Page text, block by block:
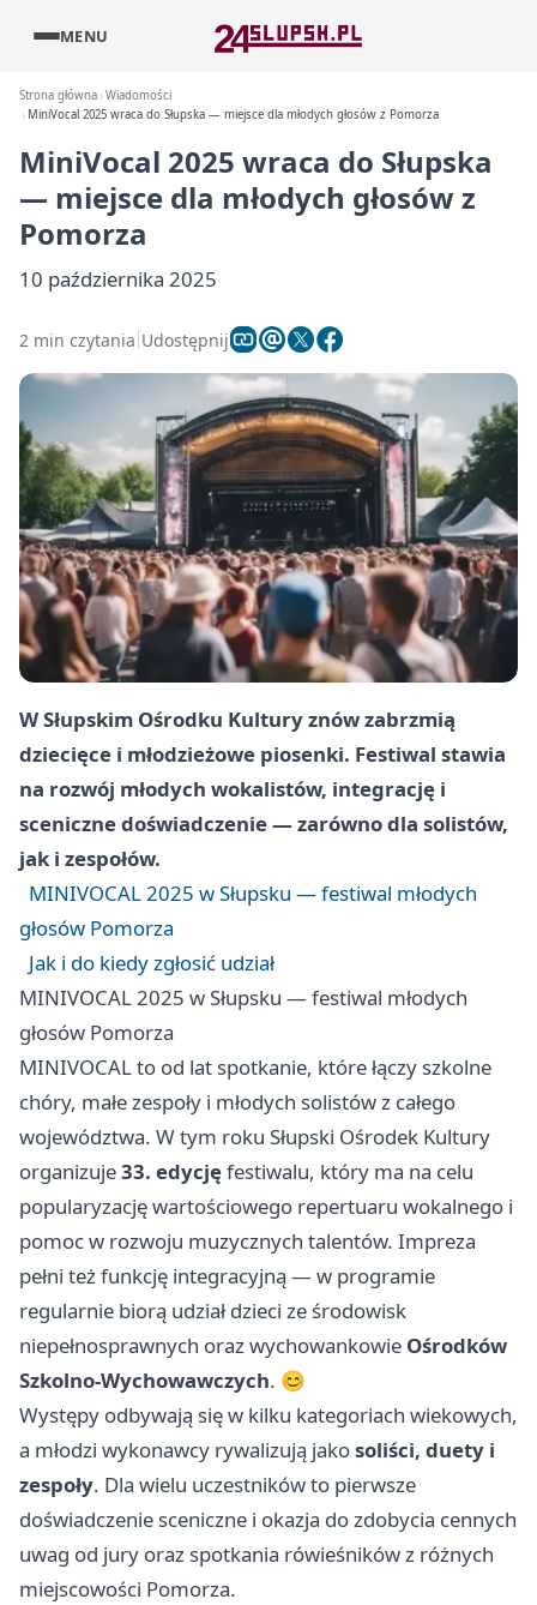
MENU
Strona główna Wiadomości
MiniVocal 2025 wraca do Słupska — miejsce dla młodych głosów z Pomorza
MiniVocal 2025 wraca do Słupska
— miejsce dla młodych głosów z
Pomorza
10 października 2025
2 min czytania Udostępnij
W Słupskim Ośrodku Kultury znów zabrzmią
dziecięce i młodzieżowe piosenki. Festiwal stawia
na rozwój młodych wokalistów, integrację i
sceniczne doświadczenie — zarówno dla solistów,
jak i zespołów.
MINIVOCAL 2025 w Słupsku — festiwal młodych
głosów Pomorza
Jak i do kiedy zgłosić udział
MINIVOCAL 2025 w Słupsku — festiwal młodych
głosów Pomorza
MINIVOCAL to od lat spotkanie, które łączy szkolne
chóry, małe zespoły i młodych solistów z całego
województwa. W tym roku Słupski Ośrodek Kultury
organizuje33. edycjęfestiwalu, który ma na celu
popularyzację wartościowego repertuaru wokalnego i
pomoc w rozwoju muzycznych talentów. Impreza
pełni też funkcję integracyjną — w programie
regularnie biorą udział dzieci ze środowisk
niepełnosprawnych oraz wychowankowie Ośrodków
Szkolno‑Wychowawczych. 😊
Występy odbywają się w kilku kategoriach wiekowych,
a młodzi wykonawcy rywalizują jakosoliści, duety i
zespoły. Dla wielu uczestników to pierwsze
doświadczenie sceniczne i okazja do zdobycia cennych
uwag od jury oraz spotkania rówieśników z różnych
miejscowości Pomorza.